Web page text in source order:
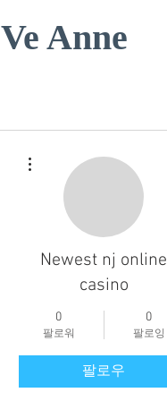
Ve Anne
Newest nj online
casino
0
팔로워
0
팔로잉
팔로우